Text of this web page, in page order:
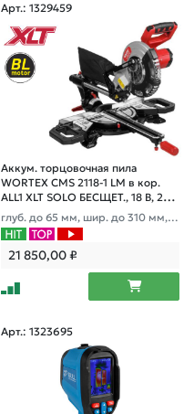
Арт.: 1329459
Аккум. торцовочная пила
WORTEX CMS 2118-1 LM в кор.
ALL1 XLT SOLO БЕСЩЕТ., 18 В, 210
мм, лазер
глуб. до 65 мм, шир. до 310 мм, л
азер
21 850,00₽
Арт.: 1323695